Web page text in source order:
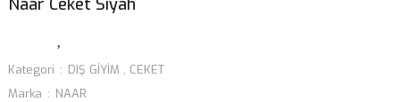
Naar Ceket Siyah
Kategori DIŞ GİYİM , CEKET
Marka
NAAR